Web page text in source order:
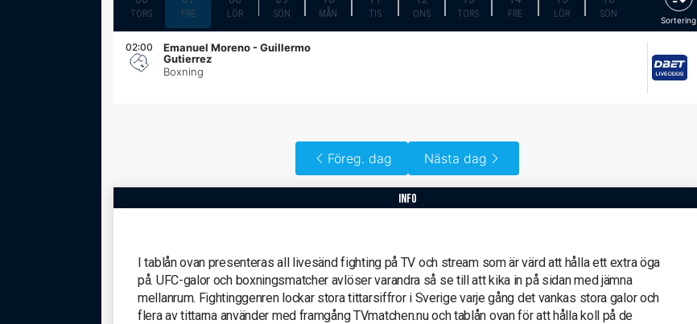
TORS FRE LÖR SÖN MÅN TIS ONS TORS FRE LÖR SÖN
Sortering
02:00
Emanuel Moreno - Guillermo
Gutierrez
Boxning
Föreg. dag Nästa dag
info
I tablån ovan presenteras all livesänd fighting på TV och stream som är värd att hålla ett extra öga
på. UFC-galor och boxningsmatcher avlöser varandra så se till att kika in på sidan med jämna
mellanrum. Fightinggenren lockar stora tittarsiffror i Sverige varje gång det vankas stora galor och
flera av tittarna använder med framgång TVmatchen.nu och tablån ovan för att hålla koll på de